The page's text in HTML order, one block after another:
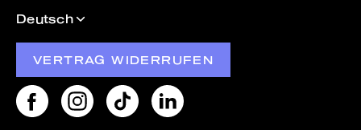
Sprache
Deutsch
VERTRAG WIDERRUFEN